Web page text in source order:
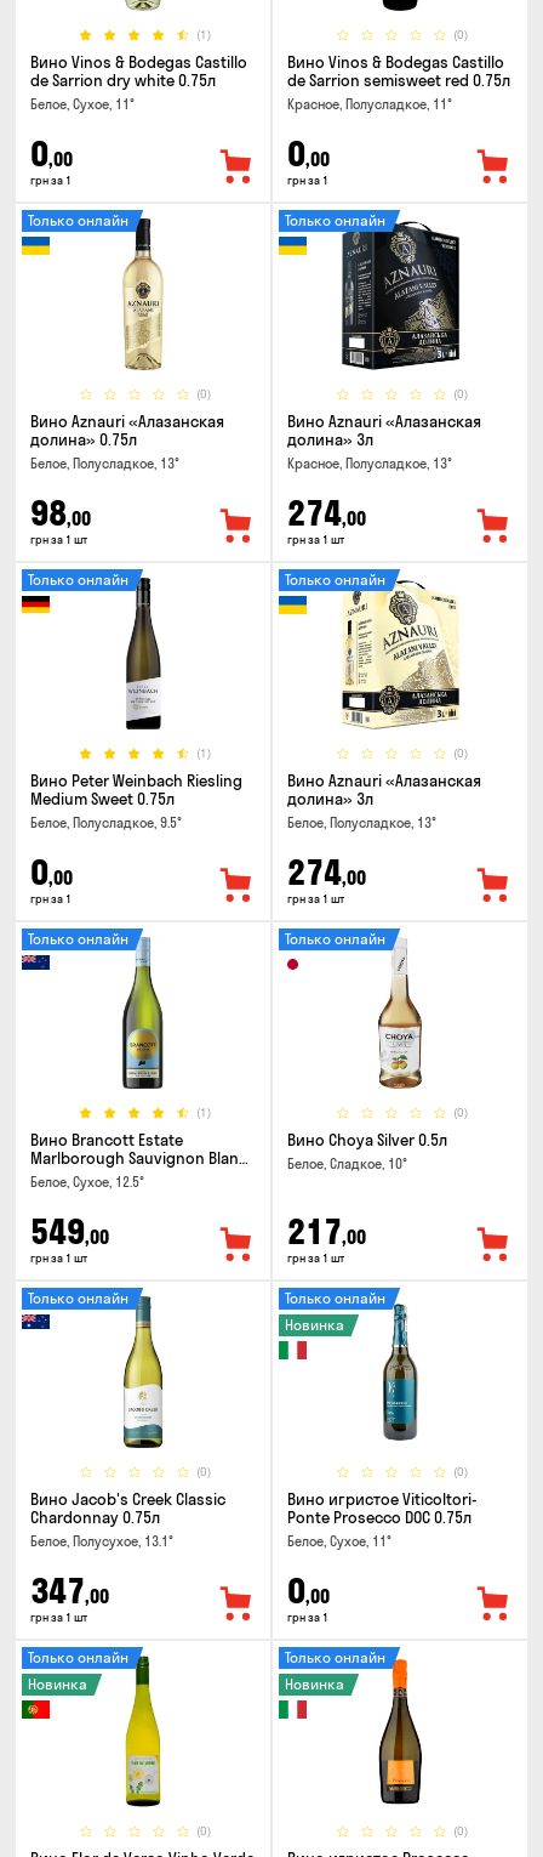
(1)
Вино Vinos & Bodegas Castillo
de Sarrion dry white 0.75л
Белое, Сухое, 11°
0,00
грн за 1
(0)
Вино Vinos & Bodegas Castillo
de Sarrion semisweet red 0.75л
Красное, Полусладкое, 11°
0,00
грн за 1
(0)
Только онлайн
Вино Aznauri «Алазанская
долина» 0.75л
Белое, Полусладкое, 13°
98,00
грн за 1 шт
(0)
Только онлайн
Вино Aznauri «Алазанская
долина» 3л
Красное, Полусладкое, 13°
274,00
грн за 1 шт
(1)
Только онлайн
Вино Peter Weinbach Riesling
Medium Sweet 0.75л
Белое, Полусладкое, 9.5°
0,00
грн за 1
(0)
Только онлайн
Вино Aznauri «Алазанская
долина» 3л
Белое, Полусладкое, 13°
274,00
грн за 1 шт
(1)
Только онлайн
Вино Brancott Estate
Marlborough Sauvignon Blanc
0.75л
Белое, Сухое, 12.5°
549,00
грн за 1 шт
(0)
Только онлайн
Вино Choya Silver 0.5л
Белое, Сладкое, 10°
217,00
грн за 1 шт
(0)
Только онлайн
Вино Jacob's Creek Classic
Chardonnay 0.75л
Белое, Полусухое, 13.1°
347,00
грн за 1 шт
(0)
Только онлайн
Новинка
Вино игристое Viticoltori-
Ponte Prosecco DOC 0.75л
Белое, Сухое, 11°
0,00
грн за 1
(0)
Только онлайн
Новинка
(0)
Только онлайн
Новинка